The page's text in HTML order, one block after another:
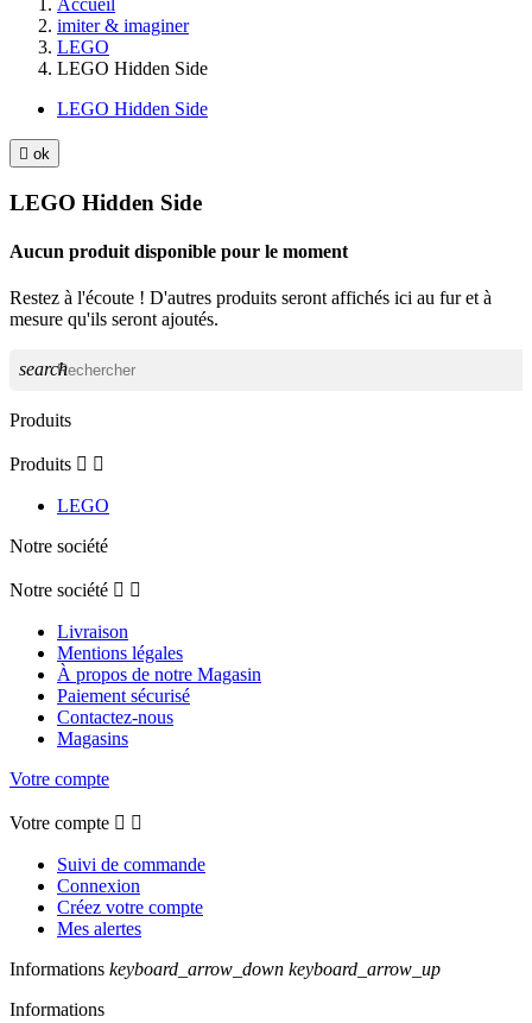
Accueil
imiter & imaginer
LEGO
LEGO Hidden Side
LEGO Hidden Side
 ok
LEGO Hidden Side
Aucun produit disponible pour le moment
Restez à l'écoute ! D'autres produits seront affichés ici au fur et à
mesure qu'ils seront ajoutés.
search
Produits
Produits  
LEGO
Notre société
Notre société  
Livraison
Mentions légales
À propos de notre Magasin
Paiement sécurisé
Contactez-nous
Magasins
Votre compte
Votre compte  
Suivi de commande
Connexion
Créez votre compte
Mes alertes
Informations keyboard_arrow_down keyboard_arrow_up
Informations